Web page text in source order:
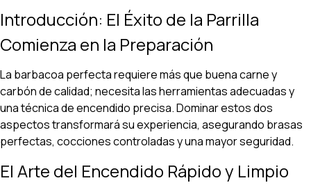
Introducción: El Éxito de la Parrilla
Comienza en la Preparación
La barbacoa perfecta requiere más que buena carne y
carbón de calidad; necesita las herramientas adecuadas y
una técnica de encendido precisa. Dominar estos dos
aspectos transformará su experiencia, asegurando brasas
perfectas, cocciones controladas y una mayor seguridad.
El Arte del Encendido Rápido y Limpio